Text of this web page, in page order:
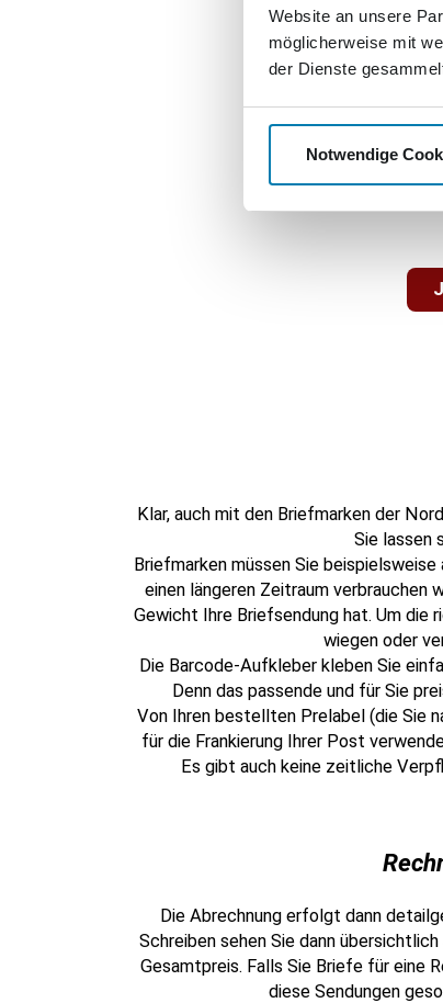
Website an unsere
möglicherweise mit
der Dienste
Notwendige
Klar, auch mit den Briefmarken der
Sie lassen
Briefmarken müssen Sie
einen längeren Zeitraum verbrauchen
Gewicht Ihre Briefsendung hat. Um die
wiegen oder
Die Barcode-Aufkleber kleben Sie
Denn das passende und für Sie
Von Ihren bestellten Prelabel (die Sie
für die Frankierung Ihrer Post
Es gibt auch keine zeitliche
Die Abrechnung erfolgt dann
Schreiben sehen Sie dann
Gesamtpreis. Falls Sie Briefe für eine
diese Sendungen